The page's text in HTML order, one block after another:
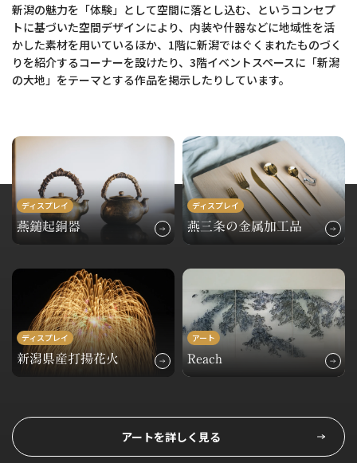
新潟の魅力を「体験」として空間に落とし込む、というコンセプ
トに基づいた空間デザインにより、 内装や什器などに地域性を活
かした素材を用いているほか、 1階に新潟ではぐくまれたものづく
りを紹介するコーナーを設けたり、 3階イベントスペースに「新潟
の大地」をテーマとする作品を掲示したりしています。
ディスプレイ
燕鎚起銅器
ディスプレイ
燕三条の金属加工品
ディスプレイ
新潟県産打揚花火
アート
Reach
アートを詳しく見る